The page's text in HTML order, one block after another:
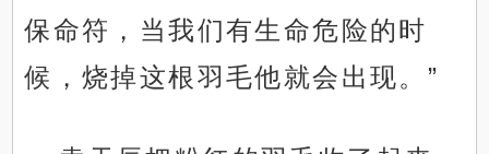
保命符，当我们有生命危险的时
候，烧掉这根羽毛他就会出现。”